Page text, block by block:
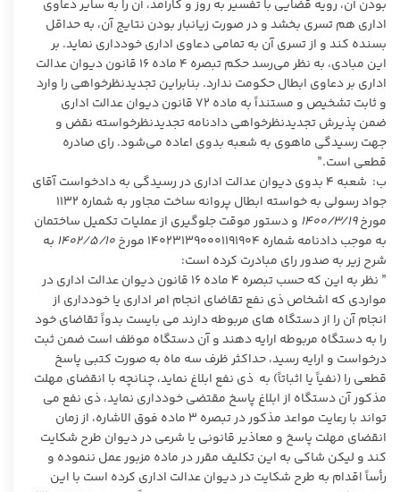
بودن آن، رویه قضایی با تفسیر به روز و کارآمد، آن را به سایر دعاوی
اداری هم تسری بخشد و در صورت زیانبار بودن نتایج آن، به حداقل
بسنده کند و از تسری آن به تمامی دعاوی اداری خودداری نماید. بر
این مبادی، به نظر می‌رسد حکم تبصره ۴ ماده ۱۶ قانون دیوان عدالت
اداری بر دعاوی ابطال حکومت ندارد. بنابراین تجدیدنظرخواهی را وارد
و ثابت تشخیص و مستنداً به ماده ۷۲ قانون دیوان عدالت اداری
ضمن پذیرش تجدیدنظرخواهی دادنامه تجدیدنظرخواسته نقض و
جهت رسیدگی ماهوی به شعبه بدوی اعاده می‌شود. رای صادره
قطعی است.”
ب: شعبه ۴ بدوی دیوان عدالت اداری در رسیدگی به دادخواست آقای
جواد رسولی به خواسته ابطال پروانه ساخت مجاور به شماره ۱۱۳۲
مورخ۱۴۰۰/۳/۱۹ و دستور موقت جلوگیری از عملیات تکمیل ساختمان
به موجب دادنامه شماره ۱۴۰۲۳۱۳۹۰۰۰۱۱۹۱۹۰۴ مورخ
۱۴۰۲/۵/۱۰ به
شرح زیر به صدور رای مبادرت کرده است:
” نظر به این که حسب تبصره ۴ ماده ۱۶ قانون دیوان عدالت اداری در
مواردی که اشخاص ذی نفع تقاضای انجام امر اداری یا خودداری از
انجام آن را از دستگاه های مربوطه دارند می بایست بدواً تقاضای خود
را به دستگاه مربوطه ارایه دهند و آن دستگاه موظف است ضمن ثبت
درخواست و ارایه رسید، حداکثر ظرف سه ماه به صورت کتبی پاسخ
قطعی را (نفیاً یا اثباتاً) به ذی نفع ابلاغ نماید، چنانچه با انقضای مهلت
مذکور آن دستگاه از ابلاغ پاسخ مقتضی خودداری نماید، ذی نفع می
تواند با رعایت مواعد مذکور در تبصره ۳ ماده فوق الاشاره، از زمان
انقضای مهلت پاسخ و معاذیر قانونی یا شرعی در دیوان طرح شکایت
کند و لیکن شاکی به این تکلیف مقرر در ماده مزبور عمل ننموده و
رأساً اقدام به طرح شکایت در دیوان عدالت اداری کرده است با این